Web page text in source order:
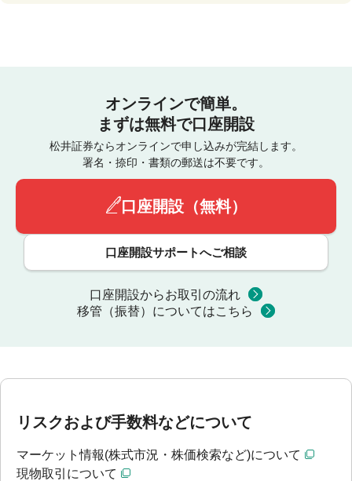
オンラインで簡単。
まずは無料で口座開設
松井証券ならオンラインで申し込みが完結します。
署名・捺印・書類の郵送は不要です。
口座開設（無料）
口座開設サポートへご相談
口座開設からお取引の流れ
移管（振替）についてはこちら
リスクおよび手数料などについて
マーケット情報(株式市況・株価検索など)について
現物取引について